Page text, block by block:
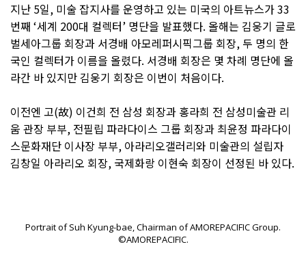
지난 5일, 미술 잡지사를 운영하고 있는 미국의 아트뉴스가 33
번째 ‘세계 200대 컬렉터’ 명단을 발표했다. 올해는 김웅기 글로
벌세아그룹 회장과 서경배 아모레퍼시픽그룹 회장, 두 명의 한
국인 컬렉터가 이름을 올렸다. 서경배 회장은 몇 차례 명단에 올
라간 바 있지만 김웅기 회장은 이번이 처음이다.
이전엔 고(故) 이건희 전 삼성 회장과 홍라희 전 삼성미술관 리
움 관장 부부, 전필립 파라다이스 그룹 회장과 최윤정 파라다이
스문화재단 이사장 부부, 아라리오갤러리와 미술관의 설립자
김창일 아라리오 회장, 국제화랑 이현숙 회장이 선정된 바 있다.
Portrait of Suh Kyung-bae, Chairman of AMOREPACIFIC Group.
©AMOREPACIFIC.